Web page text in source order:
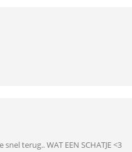
terug.. WAT EEN SCHATJE <3